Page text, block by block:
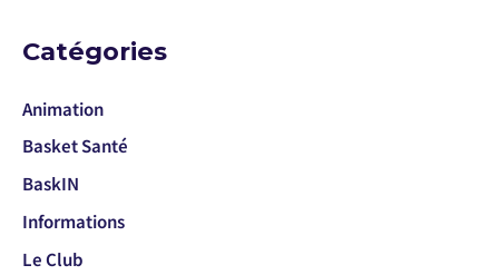
Catégories
Animation
Basket Santé
BaskIN
Informations
Le Club